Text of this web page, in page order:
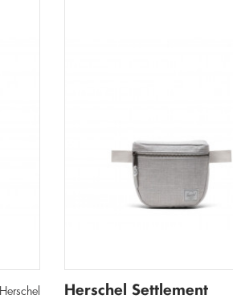
Herschel
Herschel Settlement